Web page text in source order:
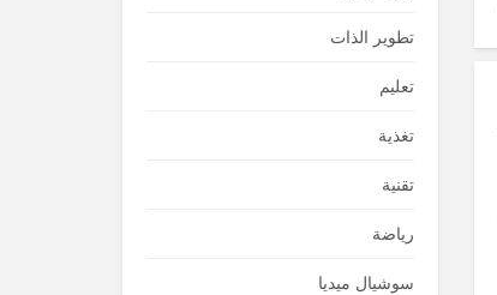
تطوير الذات
تعليم
تغذية
تقنية
رياضة
سوشيال ميديا